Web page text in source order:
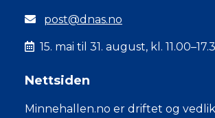
post@dnas.no
15. mai til 31. august, kl.
Nettsiden
Minnehallen.no er driftet og